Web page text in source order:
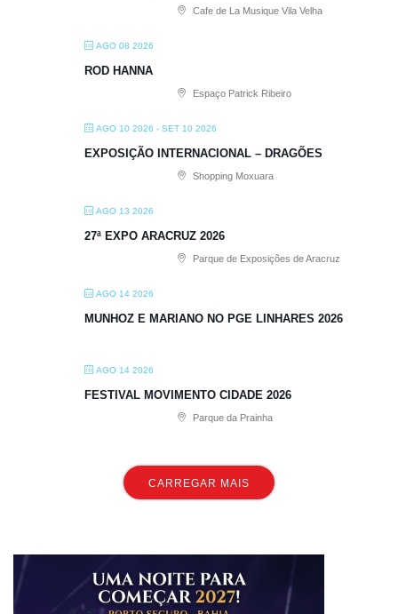
Cafe de La Musique Vila Velha
AGO 08 2026
ROD HANNA
Espaço Patrick Ribeiro
AGO 10 2026 - SET 10 2026
EXPOSIÇÃO INTERNACIONAL – DRAGÕES
Shopping Moxuara
AGO 13 2026
27ª EXPO ARACRUZ 2026
Parque de Exposições de Aracruz
AGO 14 2026
MUNHOZ E MARIANO NO PGE LINHARES 2026
AGO 14 2026
FESTIVAL MOVIMENTO CIDADE 2026
Parque da Prainha
CARREGAR MAIS